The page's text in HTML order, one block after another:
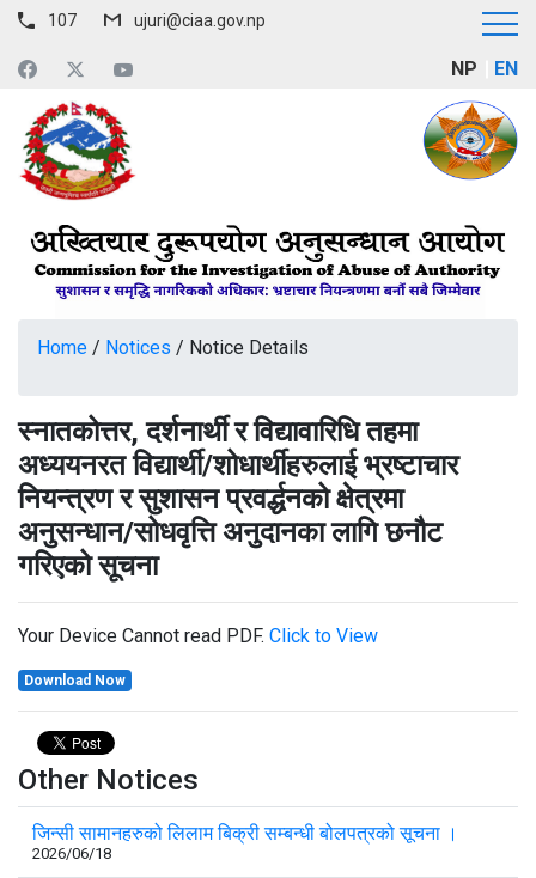
107 ujuri@ciaa.gov.np
NP EN
Home / Notices / Notice Details
स्‍नातकोत्तर, दर्शनार्थी र विद्यावारिधि तहमा
अध्ययनरत विद्यार्थी/शोधार्थीहरुलाई भ्रष्टाचार
नियन्‍त्रण र सुशासन प्रवर्द्धनको क्षेत्रमा
अनुसन्धान/सोधवृत्ति अनुदानका लागि छनौट
गरिएको सूचना
Your Device Cannot read PDF. Click to View
Download Now
Other Notices
जिन्सी सामानहरुको लिलाम बिक्री सम्बन्धी बोलपत्रको सूचना ।
2026/06/18